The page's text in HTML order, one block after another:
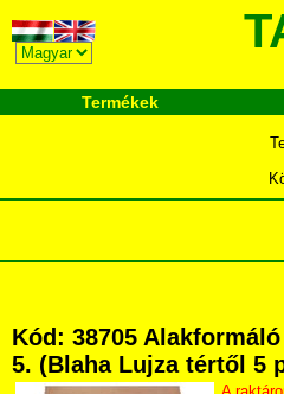
Termékek
Kód: 38705
5. (Blaha Lujza tértől 5